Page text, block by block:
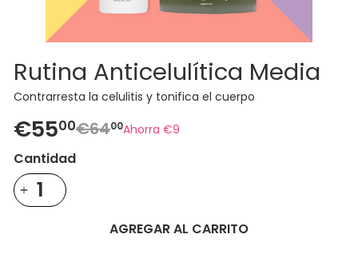
Rutina Anticelulítica Media
Contrarresta la celulitis y tonifica el cuerpo
Precio
€6400
Precio
€5500 Ahorra €9
Cantidad
AGREGAR AL CARRITO